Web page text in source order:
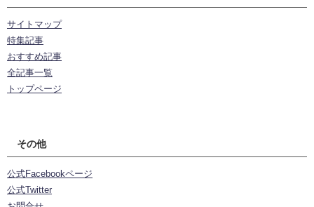
サイトマップ
特集記事
おすすめ記事
全記事一覧
トップページ
その他
公式Facebookページ
公式Twitter